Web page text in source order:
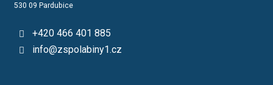
530 09 Pardubice
+420 466 401 885
info@zspolabiny1.cz